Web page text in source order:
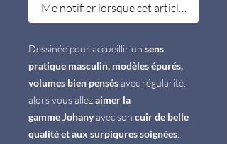
Me notifier lorsque cet article est
Dessinée pour accueillir un sens
pratique masculin, modèles épurés,
volumes bien pensésavec régularité,
alors vous allezaimer la
gamme Johanyavec son cuir de belle
qualité et aux surpiqures soignées